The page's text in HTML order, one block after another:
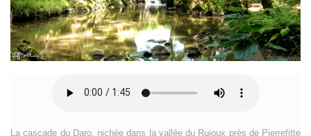
La cascade du Daro, nichée dans la vallée du Rujoux près de Pierrefitte